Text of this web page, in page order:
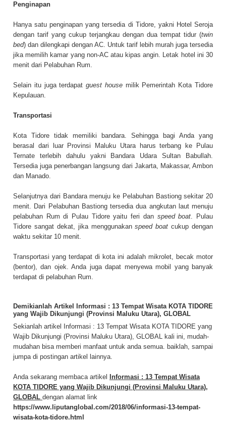
Penginapan
Hanya satu penginapan yang tersedia di Tidore, yakni Hotel Seroja
dengan tarif yang cukup terjangkau dengan dua tempat tidur (twin
bed) dan dilengkapi dengan AC. Untuk tarif lebih murah juga tersedia
jika memilih kamar yang non-AC atau kipas angin. Letak hotel ini 30
menit dari Pelabuhan Rum.
Selain itu juga terdapatguest house milik Pemerintah Kota Tidore
Kepulauan.
Transportasi
Kota Tidore tidak memiliki bandara. Sehingga bagi Anda yang
berasal dari luar Provinsi Maluku Utara harus terbang ke Pulau
Ternate terlebih dahulu yakni Bandara Udara Sultan Babullah.
Tersedia juga penerbangan langsung dari Jakarta, Makassar, Ambon
dan Manado.
Selanjutnya dari Bandara menuju ke Pelabuhan Bastiong sekitar 20
menit. Dari Pelabuhan Bastiong tersedia dua angkutan laut menuju
pelabuhan Rum di Pulau Tidore yaitu feri dan speed boat. Pulau
Tidore sangat dekat, jika menggunakanspeed boatcukup dengan
waktu sekitar 10 menit.
Transportasi yang terdapat di kota ini adalah mikrolet, becak motor
(bentor), dan ojek. Anda juga dapat menyewa mobil yang banyak
terdapat di pelabuhan Rum.
Demikianlah Artikel Informasi : 13 Tempat Wisata KOTA TIDORE
yang Wajib Dikunjungi (Provinsi Maluku Utara), GLOBAL
Sekianlah artikel Informasi : 13 Tempat Wisata KOTA TIDORE yang
Wajib Dikunjungi (Provinsi Maluku Utara), GLOBAL kali ini, mudah-
mudahan bisa memberi manfaat untuk anda semua. baiklah, sampai
jumpa di postingan artikel lainnya.
Anda sekarang membaca artikel
Informasi : 13 Tempat Wisata
KOTA TIDORE yang Wajib Dikunjungi (Provinsi Maluku Utara),
GLOBAL dengan alamat link
https://www.liputanglobal.com/2018/06/informasi-13-tempat-
wisata-kota-tidore.html